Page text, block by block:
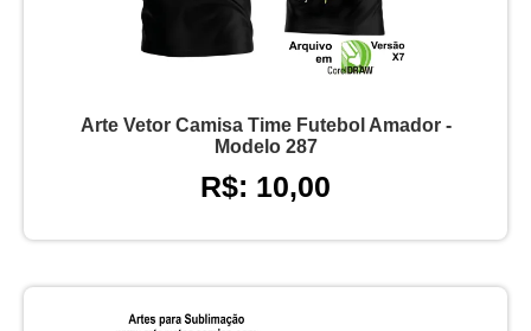
Arte Vetor Camisa Time Futebol Amador -
Modelo 287
R$: 10,00